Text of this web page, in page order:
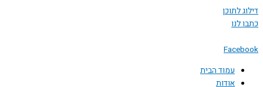
לתוכן
לנו
עמוד הבית
אודות